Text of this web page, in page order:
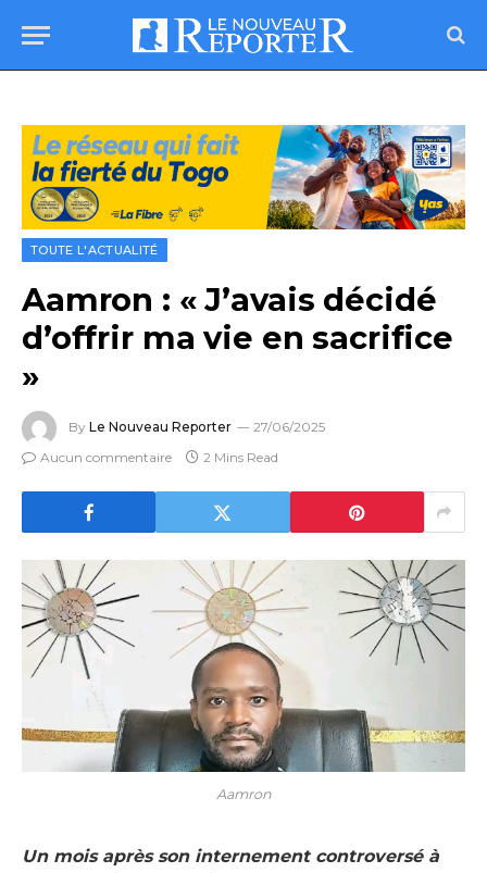
TOUTE L'ACTUALITÉ
Aamron : « J’avais décidé
d’offrir ma vie en sacrifice
»
By Le Nouveau Reporter
27/06/2025
Aucun commentaire
2 Mins Read
Aamron
Un mois après son internement controversé à